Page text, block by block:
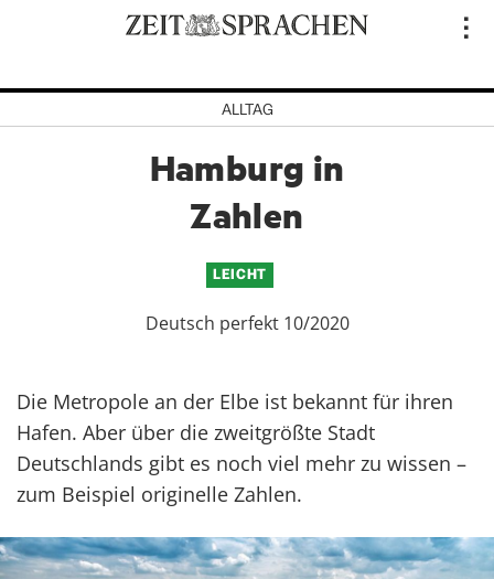
ALLTAG
Hamburg in
Zahlen
LEICHT
Deutsch perfekt 10/2020
Die Metropole an der Elbe ist bekannt für ihren
Hafen. Aber über die zweitgrößte Stadt
Deutschlands gibt es noch viel mehr zu wissen –
zum Beispiel originelle Zahlen.